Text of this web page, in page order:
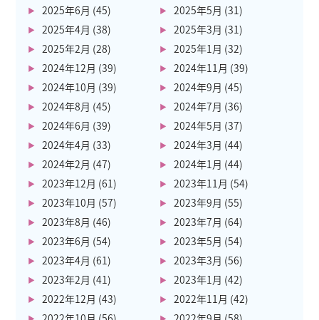
2025年6月 (45) 2025年5月 (31)
2025年4月 (38) 2025年3月 (31)
2025年2月 (28) 2025年1月 (32)
2024年12月 (39) 2024年11月 (39)
2024年10月 (39) 2024年9月 (45)
2024年8月 (45) 2024年7月 (36)
2024年6月 (39) 2024年5月 (37)
2024年4月 (33) 2024年3月 (44)
2024年2月 (47) 2024年1月 (44)
2023年12月 (61) 2023年11月 (54)
2023年10月 (57) 2023年9月 (55)
2023年8月 (46) 2023年7月 (64)
2023年6月 (54) 2023年5月 (54)
2023年4月 (61) 2023年3月 (56)
2023年2月 (41) 2023年1月 (42)
2022年12月 (43) 2022年11月 (42)